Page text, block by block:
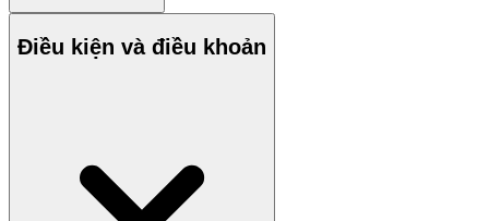
Điều kiện và điều khoản